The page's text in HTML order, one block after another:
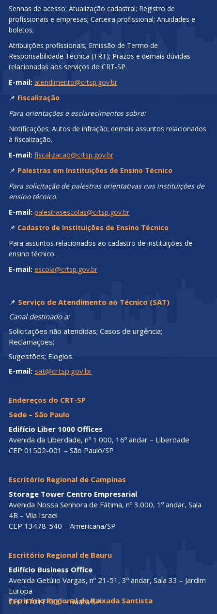
Senhas de acesso; Atualização cadastral; Registro de
profissionais e empresas; Carteira profissional; Anuidades e
boletos;
Atribuições profissionais; Emissão de Termo de
Responsabilidade Técnica (TRT); Prazos e demais dúvidas
relacionadas aos serviços do CRT-SP.
E-mail: atendimento@crtsp.gov.br
📌 Fiscalização
Para orientações e esclarecimentos sobre:
Notificações; Autos de infração; demais assuntos relacionados
à fiscalização.
E-mail: fiscalizacao@crtsp.gov.br
📌 Palestras em Instituições de Ensino Técnico
Para solicitação de palestras orientativas nas instituições de
ensino técnico.
E-mail: palestrasescolas@crtsp.gov.br
📌 Cadastro de Instituições de Ensino Técnico
Para assuntos relacionados ao cadastro de instituições de
ensino técnico.
E-mail: escola@crtsp.gov.br
📌 Serviço de Atendimento ao Técnico (SAT)
Canal destinado a:
Solicitações não atendidas; Casos de urgência;
Reclamações;
Sugestões; Elogios.
E-mail: sat@crtsp.gov.br
Endereços do CRT-SP
Sede – São Paulo
Edifício Liber 1000 Offices
Avenida da Liberdade, nº 1.000, 16º andar – Liberdade
CEP 01502-001 – São Paulo/SP
Escritório Regional de Campinas
Storage Tower Centro Empresarial
Avenida Nossa Senhora de Fátima, nº 3.000, 1º andar, Sala
4B – Vila Israel
CEP 13478-540 – Americana/SP
Escritório Regional de Bauru
Edifício Business Office
Avenida Getúlio Vargas, nº 21-51, 3º andar, Sala 33 – Jardim
Europa
CEP 17017-000 – Bauru/SP
Escritório Regional da Baixada Santista